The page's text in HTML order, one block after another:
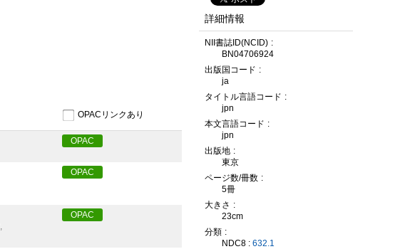
OPACリンクあり
OPAC
OPAC
,
OPAC
詳細情報
NII書誌ID(NCID)
BN04706924
出版国コード
ja
タイトル言語コード
jpn
本文言語コード
jpn
出版地
東京
ページ数/冊数
5冊
大きさ
23cm
分類
NDC8 : 632.1